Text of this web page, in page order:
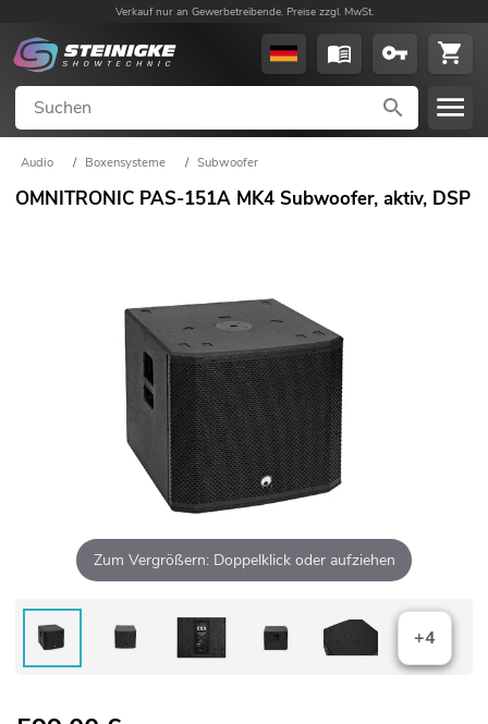
Verkauf nur an Gewerbetreibende. Preise zzgl. MwSt.
Audio / Boxensysteme / Subwoofer
OMNITRONIC PAS-151A MK4 Subwoofer, aktiv, DSP
Zum Vergrößern: Doppelklick oder aufziehen
+4